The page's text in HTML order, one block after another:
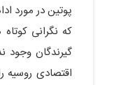
پوتین در مورد
که نگرانی
گیرندگان وجود